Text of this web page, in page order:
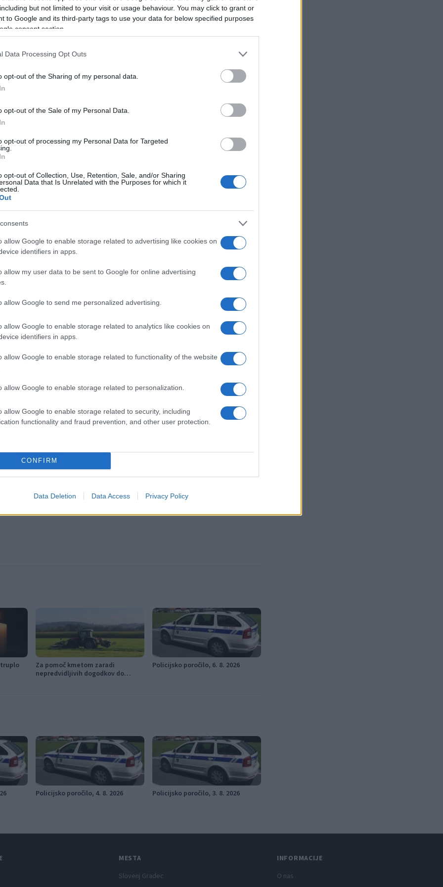
but not limited to your visit or usage behaviour. You may click to grant or
to Google and its third-party tags to use your data for below specified purposes
consent section.
Data Processing Opt Outs
opt-out of the Sharing of my personal data.
opt-out of the Sale of my Personal Data.
opt-out of processing my Personal Data for Targeted
opt-out of Collection, Use, Retention, Sale, and/or Sharing
Data that Is Unrelated with the Purposes for which it
allow Google to enable storage related to advertising like cookies on
identifiers in apps.
allow my user data to be sent to Google for online advertising
allow Google to send me personalized advertising.
allow Google to enable storage related to analytics like cookies on
identifiers in apps.
allow Google to enable storage related to functionality of the website
allow Google to enable storage related to personalization.
allow Google to enable storage related to security, including
functionality and fraud prevention, and other user protection.
CONFIRM
Data Deletion Data Access Privacy Policy
poškodbami in
dvakrat.
in ukradel več različnega orodja.
Preizkusi zdaj
v garažo in ukradel električno kolo.
in ukradel gotovino.
kazensko odgovoren za javno spodbujanje sovraštva, nasilja ali nestrpnosti.
vsebinami bodo odstranjeni. Pravila komentiranja →
truplo
Za pomoč kmetom zaradi
nepredvidljivih dogodkov do
Policijsko poročilo, 6. 8. 2026
Policijsko poročilo, 4. 8. 2026 Policijsko poročilo, 3. 8. 2026
MESTA
Slovenj Gradec
INFORMACIJE
O nas